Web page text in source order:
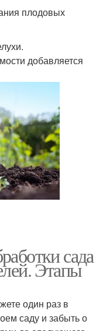
плодовых
добавляется
сада
Этапы
один раз в
саду и забыть о